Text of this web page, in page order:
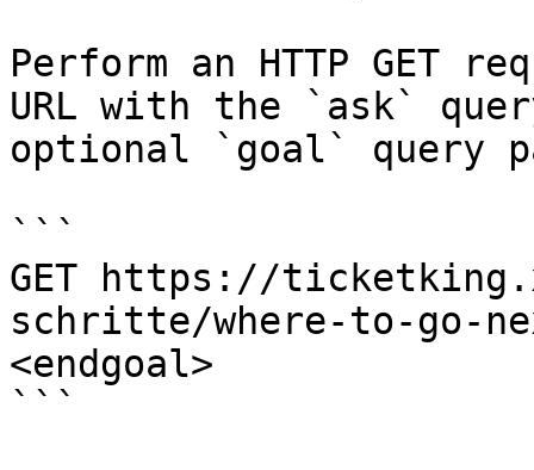
Perform an HTTP GET
URL with the `ask`
optional `goal` query
```
GET https://
schritte/where-to-go-
<endgoal>
```